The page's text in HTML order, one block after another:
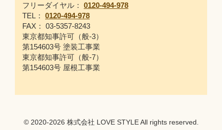
フリーダイヤル： 0120-494-978
TEL： 0120-494-978
FAX： 03-5357-8243
東京都知事許可（般-3）
第154603号 塗装工事業
東京都知事許可（般-7）
第154603号 屋根工事業
© 2020-2026 株式会社 LOVE STYLE All rights reserved.